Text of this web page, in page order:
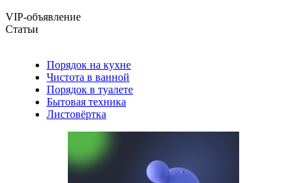
VIP-объявление
Статьи
Порядок на кухне
Чистота в ванной
Порядок в туалете
Бытовая техника
Листовёртка